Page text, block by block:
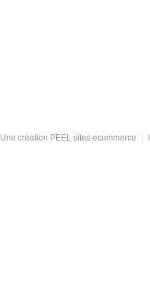
Une création PEEL sites ecommerce